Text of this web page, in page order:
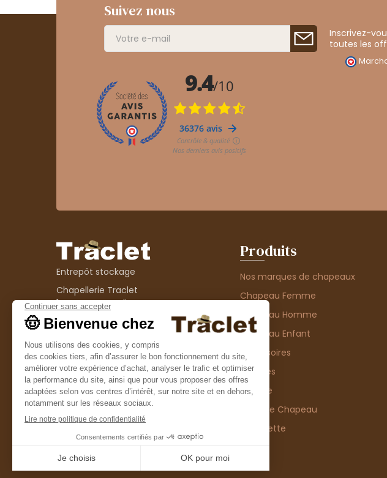
Suivez nous
Inscrivez-
toutes les
Entrepôt stockage
Chapellerie Traclet
14 Impasse Bardin
42300 Roanne
contact@chapellerie-traclet.com
Boutique
Chapellerie Traclet
4 rue de Cadore
42300 Roanne
Produits
Nos marques de chapeaux
Chapeau Femme
Chapeau Homme
Chapeau Enfant
Accessoires
Thèmes
Matière
Type de Chapeau
Casquette